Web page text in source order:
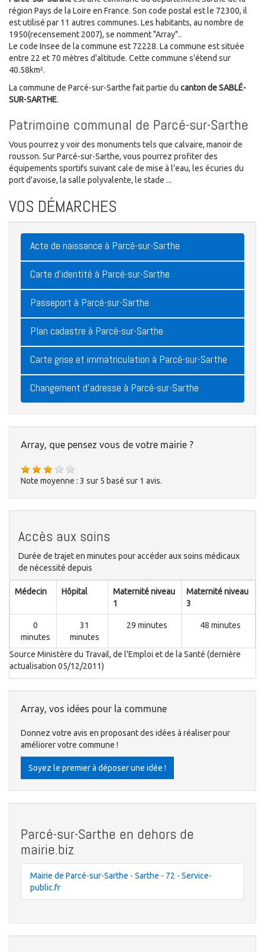
région Pays de la Loire en France. Son code postal est le 72300, il
est utilisé par 11 autres communes. Les habitants, au nombre de
1950(recensement 2007), se nomment "Array"..
Le code Insee de la commune est 72228. La commune est située
entre 22 et 70 mètres d'altitude. Cette commune s'étend sur
40.58km².
La commune de Parcé-sur-Sarthe fait partie du canton de SABLÉ-
SUR-SARTHE.
Patrimoine communal de Parcé-sur-Sarthe
Vous pourrez y voir des monuments tels que calvaire, manoir de
rousson. Sur Parcé-sur-Sarthe, vous pourrez profiter des
équipements sportifs suivant cale de mise à l'eau, les écuries du
port d'avoise, la salle polyvalente, le stade ...
VOS DÉMARCHES
Acte de naissance à Parcé-sur-Sarthe
Carte d'identité à Parcé-sur-Sarthe
Passeport à Parcé-sur-Sarthe
Plan cadastre à Parcé-sur-Sarthe
Carte grise et immatriculation à Parcé-sur-Sarthe
Changement d'adresse à Parcé-sur-Sarthe
Array, que pensez vous de votre mairie ?
Note moyenne : 3 sur 5 basé sur 1 avis.
Accès aux soins
Durée de trajet en minutes pour accéder aux soins médicaux
de nécessité depuis
Médecin Hôpital
Maternité niveau
1
Maternité niveau
3
0
minutes
31
minutes
29 minutes 48 minutes
Source Ministère du Travail, de l'Emploi et de la Santé (dernière
actualisation 05/12/2011)
Array, vos idées pour la commune
Donnez votre avis en proposant des idées à réaliser pour
améliorer votre commune !
Soyez le premier à déposer une idée !
Parcé-sur-Sarthe en dehors de
mairie.biz
Mairie de Parcé-sur-Sarthe - Sarthe - 72 - Service-
public.fr